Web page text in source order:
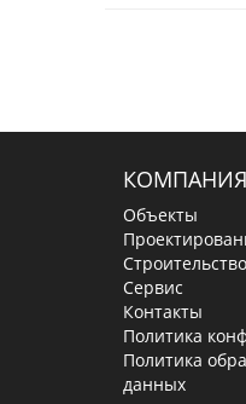
КОМПАНИЯ
Объекты
Сервис
Контакты
Политика
Политика
данных